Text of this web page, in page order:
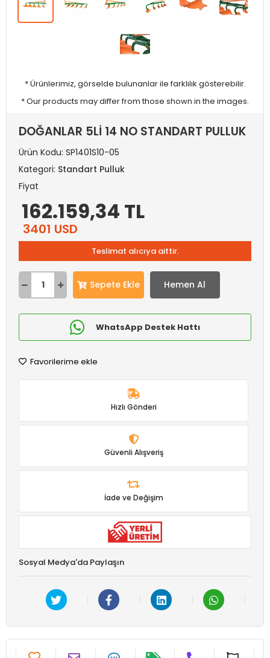
* Ürünlerimiz, görselde bulunanlar ile farklılık gösterebilir.
* Our products may differ from those shown in the images.
DOĞANLAR 5Lİ 14 NO STANDART PULLUK
Ürün Kodu: SP1401S10-05
Kategori: Standart Pulluk
Fiyat
162.159,34 TL
3401 USD
Teslimat alıcıya aittir.
Sepete Ekle Hemen Al
WhatsApp Destek Hattı
Favorilerime ekle
Hızlı Gönderi
Güvenli Alışveriş
İade ve Değişim
Sosyal Medya'da Paylaşın